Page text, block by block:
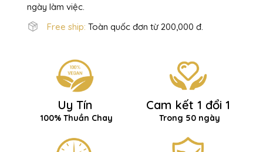
ngày làm việc.
Free ship: Toàn quốc đơn từ 200,000 đ.
Uy Tín
100% Thuần Chay
Cam kết 1 đổi 1
Trong 50 ngày